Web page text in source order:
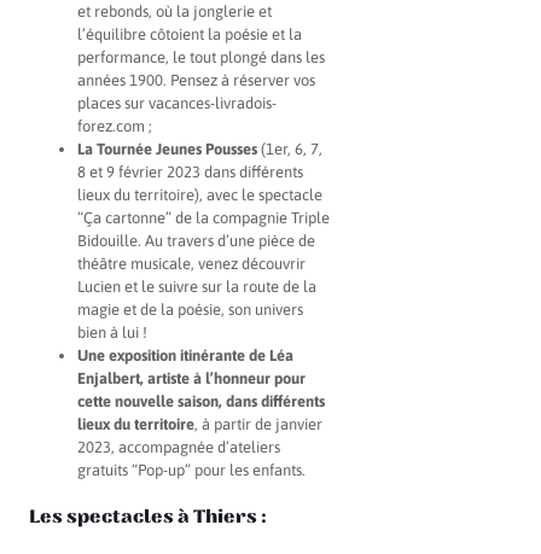
et rebonds, où la jonglerie et
l’équilibre côtoient la poésie et la
performance, le tout plongé dans les
années 1900. Pensez à réserver vos
places sur vacances-livradois-
forez.com ;
La Tournée Jeunes Pousses (1er, 6, 7,
8 et 9 février 2023 dans différents
lieux du territoire), avec le spectacle
“Ça cartonne” de la compagnie Triple
Bidouille. Au travers d’une pièce de
théâtre musicale, venez découvrir
Lucien et le suivre sur la route de la
magie et de la poésie, son univers
bien à lui !
Une exposition itinérante de Léa
Enjalbert, artiste à l’honneur pour
cette nouvelle saison, dans différents
lieux du territoire, à partir de janvier
2023, accompagnée d’ateliers
gratuits “Pop-up” pour les enfants.
Les spectacles à Thiers :